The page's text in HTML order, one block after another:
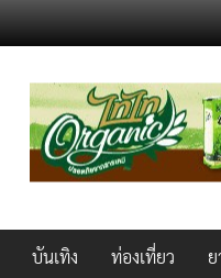
บันเทิง ท่องเที่ยว